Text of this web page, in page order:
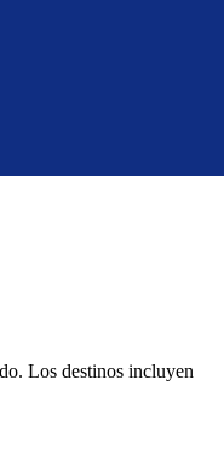
Los destinos incluyen